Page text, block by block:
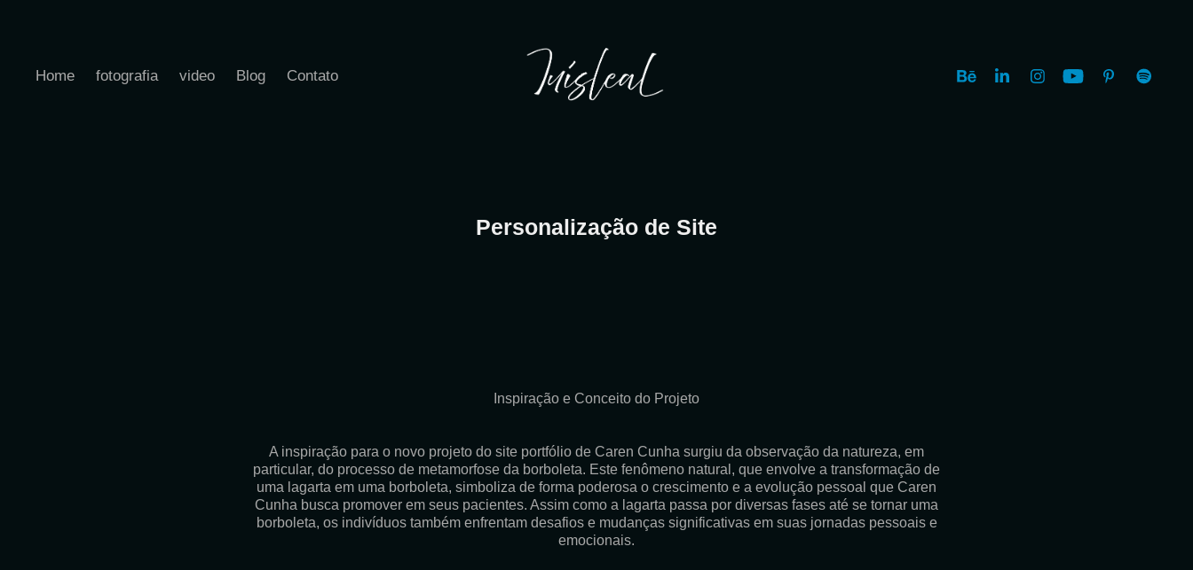
Home fotografia video Blog Contato
Personalização de Site
Inspiração e Conceito do Projeto
A inspiração para o novo projeto do site portfólio de Caren Cunha surgiu da observação da natureza, em
particular, do processo de metamorfose da borboleta. Este fenômeno natural, que envolve a transformação de
uma lagarta em uma borboleta, simboliza de forma poderosa o crescimento e a evolução pessoal que Caren
Cunha busca promover em seus pacientes. Assim como a lagarta passa por diversas fases até se tornar uma
borboleta, os indivíduos também enfrentam desafios e mudanças significativas em suas jornadas pessoais e
emocionais.